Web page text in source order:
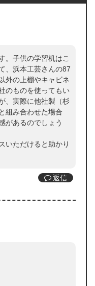
。子供の学習机はこ
、浜本工芸さんの87
外の上棚やキャビネ
のものを使ってもい
、実際に他社製（杉
組み合わせた場合
があるのでしょう
いただけると助かり
返信